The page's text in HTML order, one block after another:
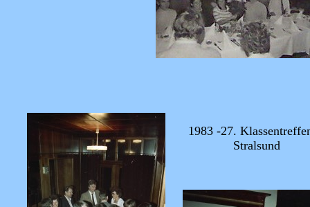
1983 -27.
Stralsund